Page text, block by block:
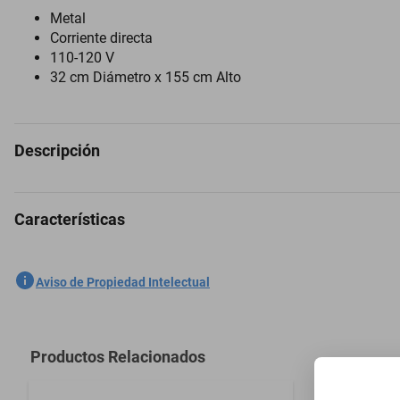
Metal
Corriente directa
110-120 V
32 cm Diámetro x 155 cm Alto
Descripción
Lámpara De Piso Moderna Metálica Decolamp 155 Cm Altura
Características
SKU
Modelo
Aviso de Propiedad Intelectual
Productos Relacionados